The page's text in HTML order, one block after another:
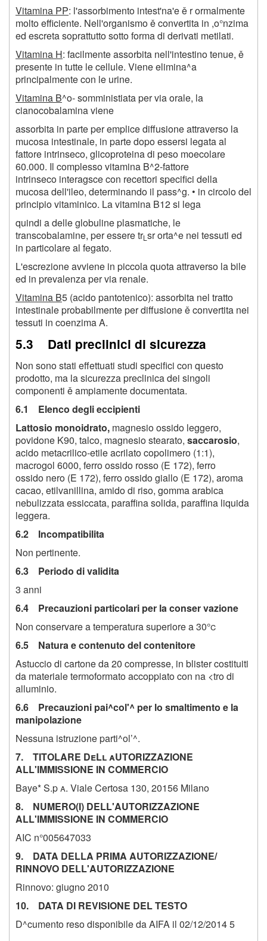
Vitamina PP: l'assorbimento intest'na'e ě r ormalmente
molto efficiente. Nell'organismo ě convertita in ,o°nzima
ed escreta soprattutto sotto forma di derivati metilati.
Vitamina H: facilmente assorbita nell'intestino tenue, ě
presente in tutte le cellule. Viene elimina^a
principalmente con le urine.
Vitamina B^o- somministiata per via orale, la
cianocobalamina viene
assorbita in parte per emplice diffusione attraverso la
mucosa intestinale, in parte dopo essersi legata al
fattore intrinseco, glicoproteina di peso moecolare
60.000. Il complesso vitamina B^2-fattore
intrinseco interagsce con recettori specifici della
mucosa dell'ileo, determinando il pass^g. • in circolo del
principio vitaminico. La vitamina B12si lega
quindi a delle globuline plasmatiche, le
transcobalamine, per essere trLsr orta^e nei tessuti ed
in particolare al fegato.
L'escrezione avviene in piccola quota attraverso la bile
ed in prevalenza per via renale.
Vitamina B5 (acido pantotenico): assorbita nel tratto
intestinale probabilmente per diffusione ě convertita nei
tessuti in coenzima A.
5.3 Dati preclinici di sicurezza
Non sono stati effettuati studi specifici con questo
prodotto, ma la sicurezza preclinica dei singoli
componenti ě ampiamente documentata.
6.1 Elenco degli eccipienti
Lattosio monoidrato, magnesio ossido leggero,
povidone K90, talco, magnesio stearato, saccarosio,
acido metacrilico-etile acrilato copolimero (1:1),
macrogol 6000, ferro ossido rosso (E 172), ferro
ossido nero (E 172), ferro ossido giallo (E 172), aroma
cacao, etilvanillina, amido di riso, gomma arabica
nebulizzata essiccata, paraffina solida, paraffina liquida
leggera.
6.2 Incompatibilita
Non pertinente.
6.3 Periodo di validita
3 anni
6.4 Precauzioni particolari per la conser vazione
Non conservare a temperatura superiore a30°c
6.5 Natura e contenuto del contenitore
Astuccio di cartone da 20 compresse, in blister costituiti
da materiale termoformato accoppiato con na <tro di
alluminio.
6.6 Precauzioni pai^col'^ per lo smaltimento e la
manipolazione
Nessuna istruzione parti^ol’^.
7. TITOLARE DeLl aUTORIZZAZIONE
ALL'IMMISSIONE IN COMMERCIO
Baye* S.pa. Viale Certosa 130, 20156 Milano
8. NUMERO(I) DELL'AUTORIZZAZIONE
ALL'IMMISSIONE IN COMMERCIO
AIC n°005647033
9. DATA DELLA PRIMA AUTORIZZAZIONE/
RINNOVO DELL'AUTORIZZAZIONE
Rinnovo: giugno 2010
10. DATA DI REVISIONE DEL TESTO
D^cumento reso disponibile da AIFA il 02/12/20145